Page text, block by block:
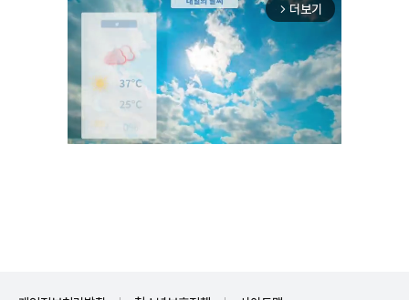
arrow_forward_ios 더보기